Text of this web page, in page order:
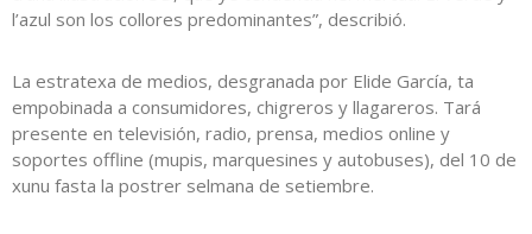
l’azul son los collores predominantes”, describió.
La estratexa de medios, desgranada por Elide García, ta
empobinada a consumidores, chigreros y llagareros. Tará
presente en televisión, radio, prensa, medios online y
soportes offline (mupis, marquesines y autobuses), del 10 de
xunu fasta la postrer selmana de setiembre.